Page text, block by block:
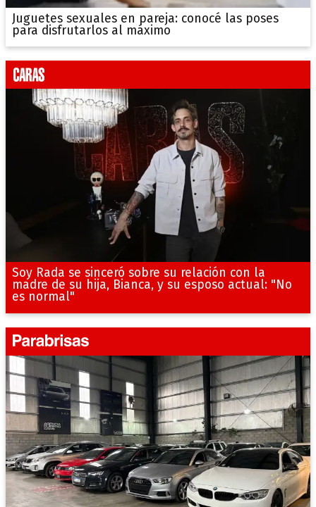
Juguetes sexuales en pareja: conocé las poses
para disfrutarlos al máximo
Soy Rada se sinceró sobre su relación con la
madre de su hija, Bianca, y su esposo actual: "No
es normal"